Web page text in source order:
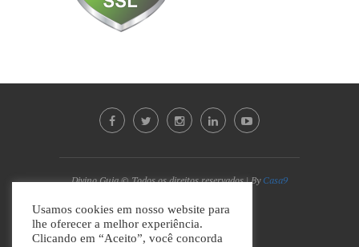
Divino Guia © Todos os direitos reservados | By Casa9
VOLTAR AO TOPO
Usamos cookies em nosso website para
lhe oferecer a melhor experiência.
Clicando em “Aceito”, você concorda